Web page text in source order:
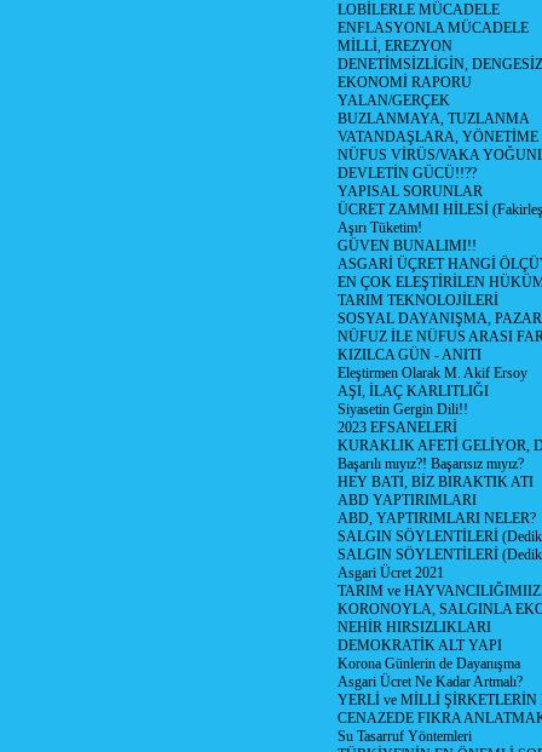
LOBİLERLE MÜCADELE
ENFLASYONLA MÜCADELE
MİLLİ, EREZYON
DENETİMSİZLİGİN,
EKONOMİ RAPORU
YALAN/GERÇEK
BUZLANMAYA, TUZLANMA
VATANDAŞLARA,
NÜFUS VİRÜS/VAKA
DEVLETİN GÜCÜ!!??
YAPISAL SORUNLAR
ÜCRET ZAMMI HİLESİ
Aşırı Tüketim!
GÜVEN BUNALIMI!!
ASGARİ ÜÇRET HANGİ
EN ÇOK ELEŞTİRİLEN
TARIM TEKNOLOJİLERİ
SOSYAL DAYANIŞMA,
NÜFUZ İLE NÜFUS ARASI
KIZILCA GÜN - ANITI
Eleştirmen Olarak M. Akif Ersoy
AŞI, İLAÇ KARLITLIĞI
Siyasetin Gergin Dili!!
2023 EFSANELERİ
KURAKLIK AFETİ GELİYOR,
Başarılı mıyız?! Başarısız mıyız?
HEY BATI, BİZ BIRAKTIK ATI
ABD YAPTIRIMLARI
ABD, YAPTIRIMLARI NELER?
SALGIN SÖYLENTİLERİ
SALGIN SÖYLENTİLERİ
Asgari Ücret 2021
TARIM ve
KORONOYLA, SALGINLA
NEHİR HIRSIZLIKLARI
DEMOKRATİK ALT YAPI
Korona Günlerin de Dayanışma
Asgari Ücret Ne Kadar Artmalı?
YERLİ ve MİLLİ
CENAZEDE FIKRA
Su Tasarruf Yöntemleri